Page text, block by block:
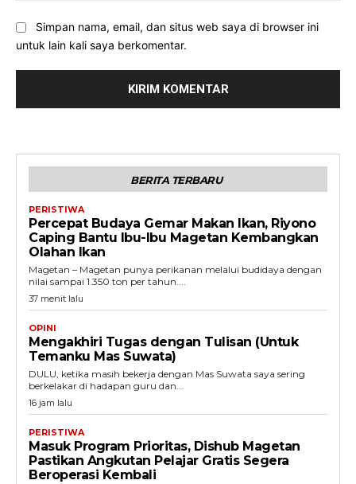
Simpan nama, email, dan situs web saya di browser ini
untuk lain kali saya berkomentar.
BERITA TERBARU
PERISTIWA
Percepat Budaya Gemar Makan Ikan, Riyono
Caping Bantu Ibu-Ibu Magetan Kembangkan
Olahan Ikan
Magetan – Magetan punya perikanan melalui budidaya dengan
nilai sampai 1.350 ton per tahun....
37 menit lalu
OPINI
Mengakhiri Tugas dengan Tulisan (Untuk
Temanku Mas Suwata)
DULU, ketika masih bekerja dengan Mas Suwata saya sering
berkelakar di hadapan guru dan...
16 jam lalu
PERISTIWA
Masuk Program Prioritas, Dishub Magetan
Pastikan Angkutan Pelajar Gratis Segera
Beroperasi Kembali